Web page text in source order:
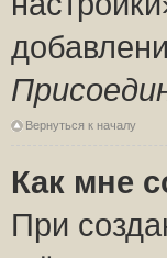
Вернуться к началу
Как мне
При